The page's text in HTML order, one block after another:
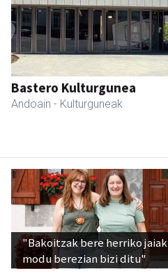
Bastero Kulturgunea
Andoain - Kulturguneak
"Bakoitzak bere herriko jaiak
modu berezian bizi ditu"